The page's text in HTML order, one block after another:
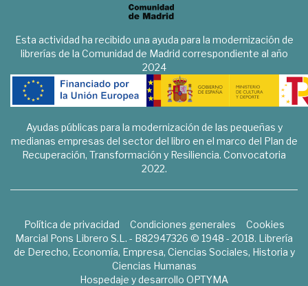
Esta actividad ha recibido una ayuda para la modernización de
librerías de la Comunidad de Madrid correspondiente al año
2024
Ayudas públicas para la modernización de las pequeñas y
medianas empresas del sector del libro en el marco del Plan de
Recuperación, Transformación y Resiliencia. Convocatoria
2022.
Política de privacidad Condiciones generales
Cookies
Marcial Pons Librero S.L. - B82947326 © 1948 - 2018. Librería
de Derecho, Economía, Empresa, Ciencias Sociales, Historia y
Ciencias Humanas
Hospedaje y desarrollo OPTYMA